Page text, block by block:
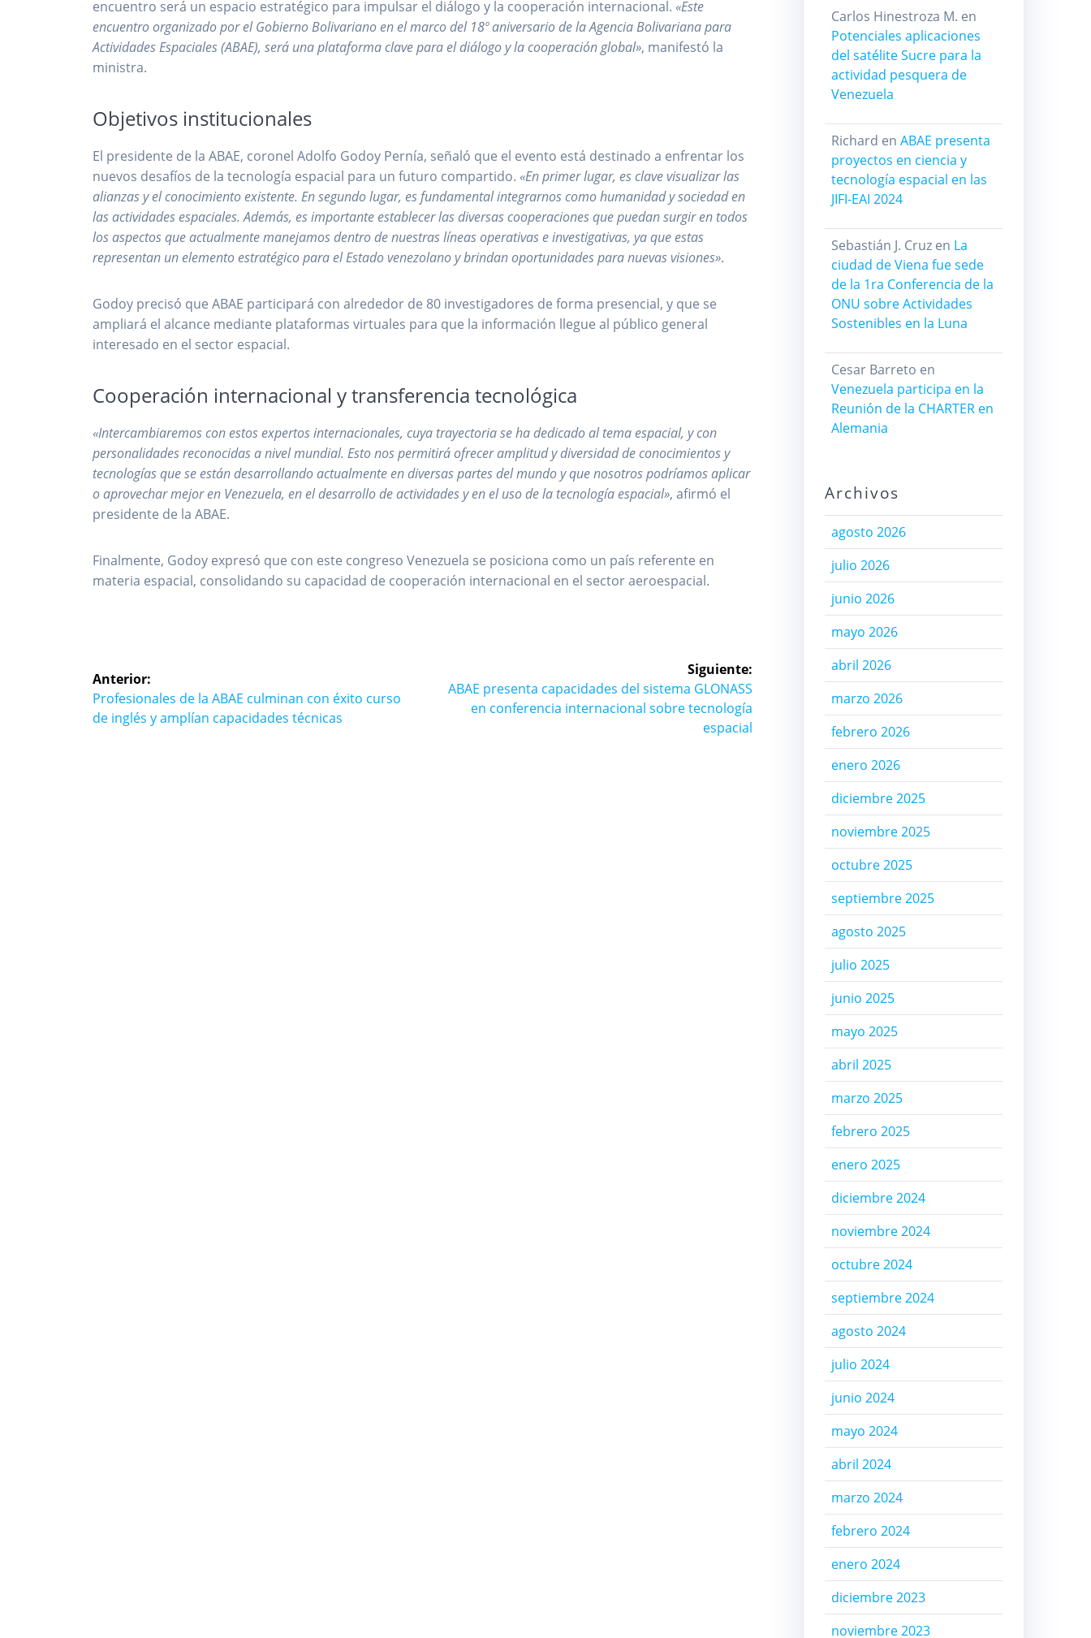
encuentro será un espacio estratégico para impulsar el diálogo y la cooperación internacional. «Este
encuentro organizado por el Gobierno Bolivariano en el marco del 18º aniversario de la Agencia Bolivariana para
Actividades Espaciales (ABAE), será una plataforma clave para el diálogo y la cooperación global», manifestó la
ministra.
Objetivos institucionales
El presidente de la ABAE, coronel Adolfo Godoy Pernía, señaló que el evento está destinado a enfrentar los
nuevos desafíos de la tecnología espacial para un futuro compartido. «En primer lugar, es clave visualizar las
alianzas y el conocimiento existente. En segundo lugar, es fundamental integrarnos como humanidad y sociedad en
las actividades espaciales. Además, es importante establecer las diversas cooperaciones que puedan surgir en todos
los aspectos que actualmente manejamos dentro de nuestras líneas operativas e investigativas, ya que estas
representan un elemento estratégico para el Estado venezolano y brindan oportunidades para nuevas visiones».
Godoy precisó que ABAE participará con alrededor de 80 investigadores de forma presencial, y que se
ampliará el alcance mediante plataformas virtuales para que la información llegue al público general
interesado en el sector espacial.
Cooperación internacional y transferencia tecnológica
«Intercambiaremos con estos expertos internacionales, cuya trayectoria se ha dedicado al tema espacial, y con
personalidades reconocidas a nivel mundial. Esto nos permitirá ofrecer amplitud y diversidad de conocimientos y
tecnologías que se están desarrollando actualmente en diversas partes del mundo y que nosotros podríamos aplicar
o aprovechar mejor en Venezuela, en el desarrollo de actividades y en el uso de la tecnología espacial», afirmó el
presidente de la ABAE.
Finalmente, Godoy expresó que con este congreso Venezuela se posiciona como un país referente en
materia espacial, consolidando su capacidad de cooperación internacional en el sector aeroespacial.
Navegación
de
entradas
Anterior:
Entrada
anterior:
Profesionales de la ABAE culminan con éxito curso
de inglés y amplían capacidades técnicas
Siguiente:
Siguiente
entrada:
ABAE presenta capacidades del sistema GLONASS
en conferencia internacional sobre tecnología
espacial
Carlos Hinestroza M. en
Potenciales aplicaciones
del satélite Sucre para la
actividad pesquera de
Venezuela
Richard en ABAE presenta
proyectos en ciencia y
tecnología espacial en las
JIFI-EAI 2024
Sebastián J. Cruzen La
ciudad de Viena fue sede
de la 1ra Conferencia de la
ONU sobre Actividades
Sostenibles en la Luna
Cesar Barreto en
Venezuela participa en la
Reunión de la CHARTER en
Alemania
Archivos
agosto 2026
julio 2026
junio 2026
mayo 2026
abril 2026
marzo 2026
febrero 2026
enero 2026
diciembre 2025
noviembre 2025
octubre 2025
septiembre 2025
agosto 2025
julio 2025
junio 2025
mayo 2025
abril 2025
marzo 2025
febrero 2025
enero 2025
diciembre 2024
noviembre 2024
octubre 2024
septiembre 2024
agosto 2024
julio 2024
junio 2024
mayo 2024
abril 2024
marzo 2024
febrero 2024
enero 2024
diciembre 2023
noviembre 2023